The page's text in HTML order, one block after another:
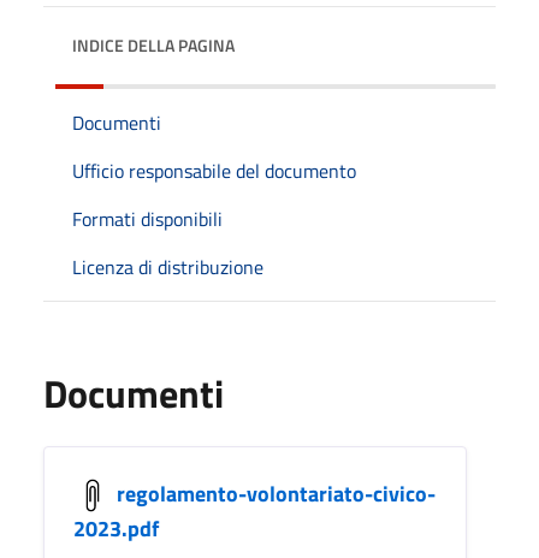
INDICE DELLA PAGINA
Documenti
Ufficio responsabile del documento
Formati disponibili
Licenza di distribuzione
Documenti
regolamento-volontariato-civico-
2023.pdf